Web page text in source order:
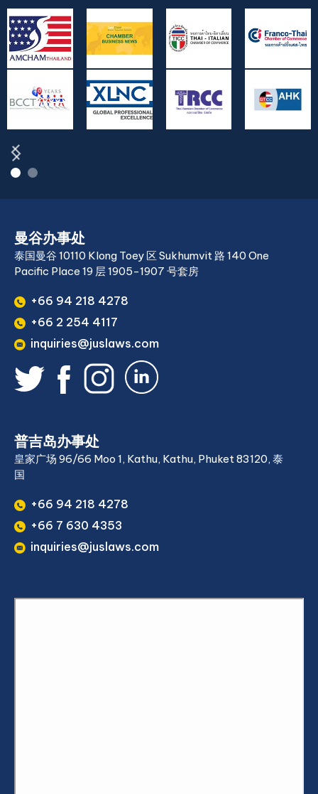
曼谷办事处
泰国曼谷 10110 Klong Toey 区 Sukhumvit 路 140 One
Pacific Place 19 层 1905-1907 号套房
+66 94 218 4278
+66 2 254 4117
inquiries@juslaws.com
普吉岛办事处
皇家广场 96/66 Moo 1, Kathu, Kathu, Phuket 83120, 泰
国
+66 94 218 4278
+66 7 630 4353
inquiries@juslaws.com